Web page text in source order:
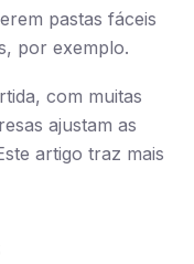
pastas fáceis
por exemplo.
com muitas
ajustam as
artigo traz mais